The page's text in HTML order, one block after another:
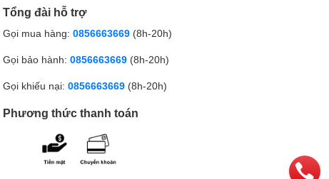
Tổng đài hỗ trợ
Gọi mua hàng: 0856663669 (8h-20h)
Gọi bảo hành: 0856663669 (8h-20h)
Gọi khiếu nại: 0856663669 (8h-20h)
Phương thức thanh toán